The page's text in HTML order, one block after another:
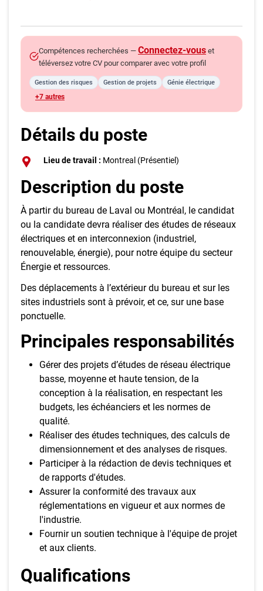
Compétences recherchées — Connectez-vous et
téléversez votre CV pour comparer avec votre profil
Gestion des risques Gestion de projets Génie électrique
+7 autres
Détails du poste
Lieu de travail : Montreal (Présentiel)
Description du poste
À partir du bureau de Laval ou Montréal, le candidat
ou la candidate devra réaliser des études de réseaux
électriques et en interconnexion (industriel,
renouvelable, énergie), pour notre équipe du secteur
Énergie et ressources.
Des déplacements à l’extérieur du bureau et sur les
sites industriels sont à prévoir, et ce, sur une base
ponctuelle.
Principales responsabilités
Gérer des projets d’études de réseau électrique
basse, moyenne et haute tension, de la
conception à la réalisation, en respectant les
budgets, les échéanciers et les normes de
qualité.
Réaliser des études techniques, des calculs de
dimensionnement et des analyses de risques.
Participer à la rédaction de devis techniques et
de rapports d'études.
Assurer la conformité des travaux aux
réglementations en vigueur et aux normes de
l'industrie.
Fournir un soutien technique à l'équipe de projet
et aux clients.
Qualifications